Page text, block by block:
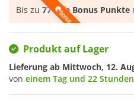
Bis zu 77 Alfa Bonus Punkte
Produkt auf Lager
Lieferung ab Mittwoch, 12.
von einem Tag und 22 Stunden